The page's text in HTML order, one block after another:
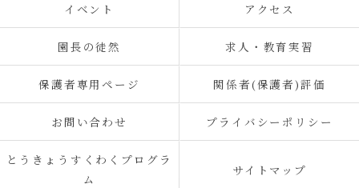
イベント アクセス
園長の徒然 求人・教育実習
保護者専用ページ 関係者(保護者)評価
お問い合わせ プライバシーポリシー
とうきょうすくわくプログラ
ム
サイトマップ